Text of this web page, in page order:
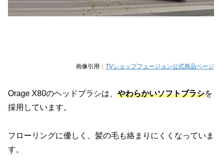
画像引用： TVショップフュージョン公式商品ページ
Orage X80のヘッドブラシは、 やわらかいソフトブラシを
採用しています。
フローリングに優しく、髪の毛も絡まりにくくなっていま
す。